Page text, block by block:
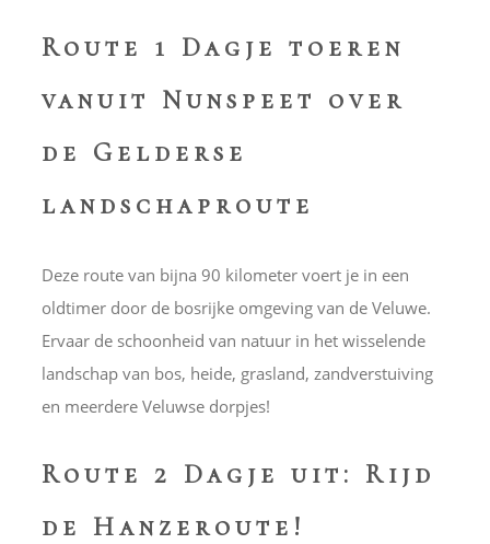
Route 1 Dagje toeren
vanuit Nunspeet over
de Gelderse
landschaproute
Deze route van bijna 90 kilometer voert je in een
oldtimer door de bosrijke omgeving van de Veluwe.
Ervaar de schoonheid van natuur in het wisselende
landschap van bos, heide, grasland, zandverstuiving
en meerdere Veluwse dorpjes!
Route 2 Dagje uit: Rijd
de Hanzeroute!